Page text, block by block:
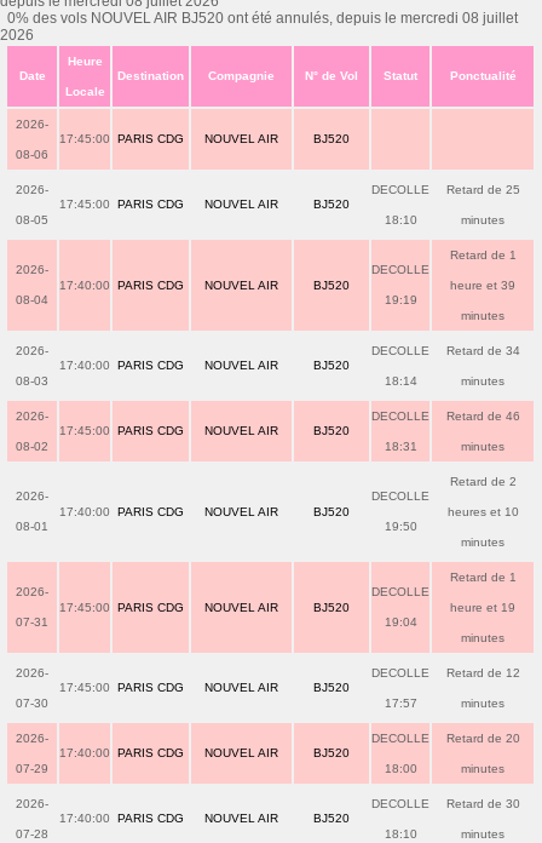
0% des vols NOUVEL AIR BJ520 ont été annulés, depuis le mercredi 08 juillet
2026
Date
Heure
Locale
Destination Compagnie N° de Vol Statut Ponctualité
2026-
08-06
17:45:00 PARIS CDG NOUVEL AIR BJ520
2026-
08-05
17:45:00 PARIS CDG NOUVEL AIR BJ520
DECOLLE
18:10
Retard de 25
minutes
2026-
08-04
17:40:00 PARIS CDG NOUVEL AIR BJ520
DECOLLE
19:19
Retard de 1
heure et 39
minutes
2026-
08-03
17:40:00 PARIS CDG NOUVEL AIR BJ520
DECOLLE
18:14
Retard de 34
minutes
2026-
08-02
17:45:00 PARIS CDG NOUVEL AIR BJ520
DECOLLE
18:31
Retard de 46
minutes
2026-
08-01
17:40:00 PARIS CDG NOUVEL AIR BJ520
DECOLLE
19:50
Retard de 2
heures et 10
minutes
2026-
07-31
17:45:00 PARIS CDG NOUVEL AIR BJ520
DECOLLE
19:04
Retard de 1
heure et 19
minutes
2026-
07-30
17:45:00 PARIS CDG NOUVEL AIR BJ520
DECOLLE
17:57
Retard de 12
minutes
2026-
07-29
17:40:00 PARIS CDG NOUVEL AIR BJ520
DECOLLE
18:00
Retard de 20
minutes
2026-
07-28
17:40:00 PARIS CDG NOUVEL AIR BJ520
DECOLLE
18:10
Retard de 30
minutes